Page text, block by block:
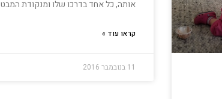
אותה, כל אחד בדרכו שלו ומנקודת המבט
קראו עוד »
11 בנובמבר 2016